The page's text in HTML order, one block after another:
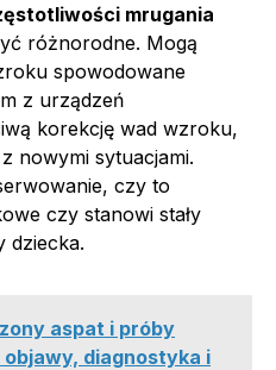
mrugania
różnorodne. Mogą
spowodowane
z urządzeń
korekcję wad wzroku,
nowymi sytuacjami.
czy to
czy stanowi stały
dziecka.
aspat i próby
diagnostyka i